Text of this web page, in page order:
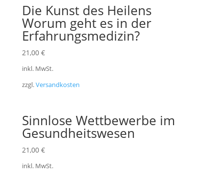
Die Kunst des Heilens
Worum geht es in der
Erfahrungsmedizin?
21,00 €
inkl. MwSt.
zzgl.Versandkosten
Sinnlose Wettbewerbe im
Gesundheitswesen
21,00 €
inkl. MwSt.